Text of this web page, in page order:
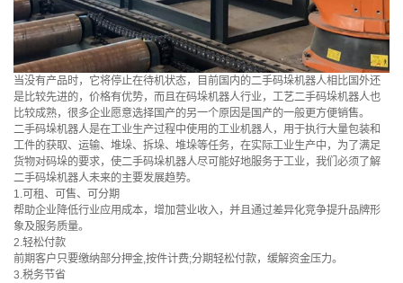
当没有产品时，它将停止在待机状态，目前国内的二手码垛机器人相比国外还
是比较先进的，价格有优势，而且在码垛机器人行业，工艺二手码垛机器人也
比较成熟，很多企业愿意选择国产的另一个原因是国产的一般更方便销售。
二手码垛机器人是在工业生产过程中使用的工业机器人，用于执行大量包装和
工件的获取、运输、堆垛、拆垛、堆垛等任务，在实际工业生产中，为了满足
货物对码垛的要求，使二手码垛机器人尽可能好地服务于工业，我们必须了解
二手码垛机器人未来的主要发展趋势。
1.可租、可售、可分期
帮助企业降低行业应用成本，增加营业收入，并且通过差异化竞争提升品牌形
象及服务质量。
2.轻松付款
前期客户只要缴纳部分押金,按件计费;分期轻松付款，缓解资金压力。
3.税务节省